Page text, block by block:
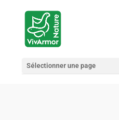
Sélectionner une page